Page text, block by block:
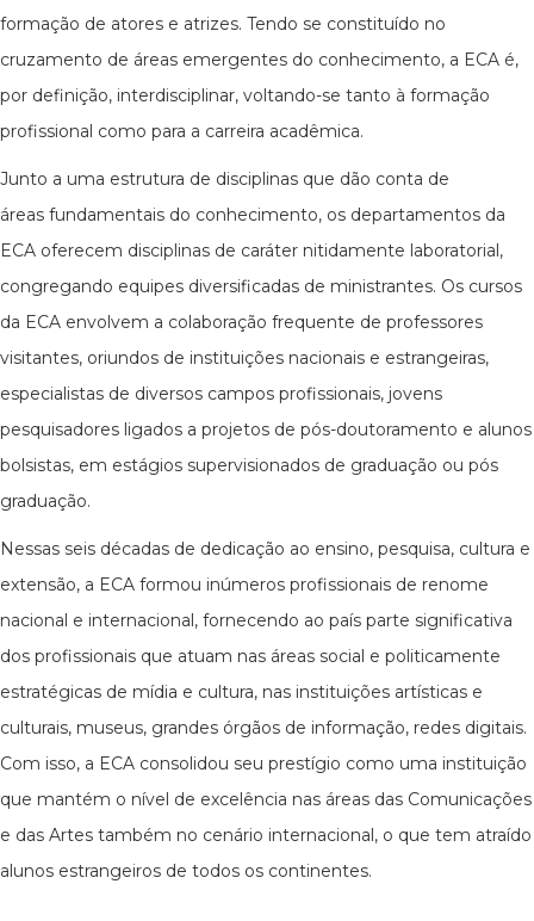
formação de atores e atrizes. Tendo se constituído no
cruzamento de áreas emergentes do conhecimento, a ECA é,
por definição, interdisciplinar, voltando-se tanto à formação
profissional como para a carreira acadêmica.
Junto a uma estrutura de disciplinas que dão conta de
áreas fundamentais do conhecimento, os departamentos da
ECA oferecem disciplinas de caráter nitidamente laboratorial,
congregando equipes diversificadas de ministrantes. Os cursos
da ECA envolvem a colaboração frequente de professores
visitantes, oriundos de instituições nacionais e estrangeiras,
especialistas de diversos campos profissionais, jovens
pesquisadores ligados a projetos de pós-doutoramento e alunos
bolsistas, em estágios supervisionados de graduação ou pós
graduação.
Nessas seis décadas de dedicação ao ensino, pesquisa, cultura e
extensão, a ECA formou inúmeros profissionais de renome
nacional e internacional, fornecendo ao país parte significativa
dos profissionais que atuam nas áreas social e politicamente
estratégicas de mídia e cultura, nas instituições artísticas e
culturais, museus, grandes órgãos de informação, redes digitais.
Com isso, a ECA consolidou seu prestígio como uma instituição
que mantém o nível de excelência nas áreas das Comunicações
e das Artes também no cenário internacional, o que tem atraído
alunos estrangeiros de todos os continentes.